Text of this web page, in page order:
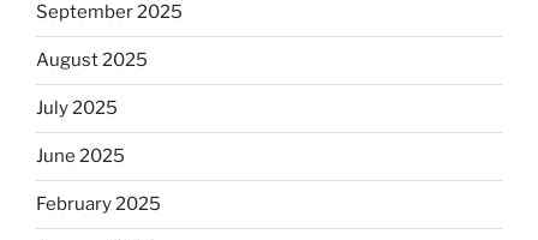
September 2025
August 2025
July 2025
June 2025
February 2025